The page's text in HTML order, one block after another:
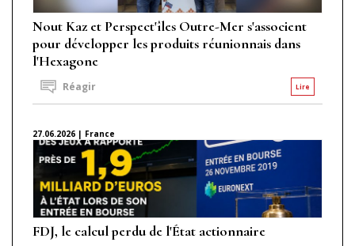
Nout Kaz et Perspect'îles Outre-Mer s'associent
pour développer les produits réunionnais dans
l'Hexagone
Lire
Réagir
27.06.2026 | France
FDJ, le calcul perdu de l'État actionnaire